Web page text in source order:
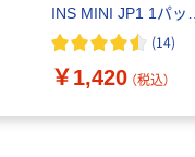
INS MINI JP1 1パック
（10枚入り）
(14)
￥1,420 （税込）